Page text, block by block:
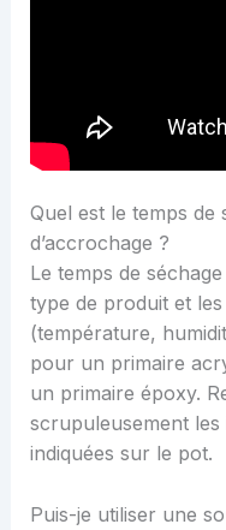
Quel est le temps de
d’accrochage ?
Le temps de
type de produit et
(température,
pour un primaire
un primaire époxy.
scrupuleusement
indiquées sur le pot.
Puis-je utiliser une